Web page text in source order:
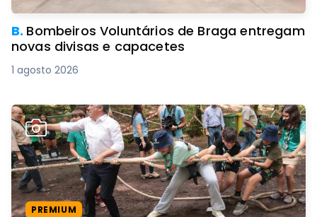
B. Bombeiros Voluntários de Braga entregam
novas divisas e capacetes
1 agosto 2026
PREMIUM